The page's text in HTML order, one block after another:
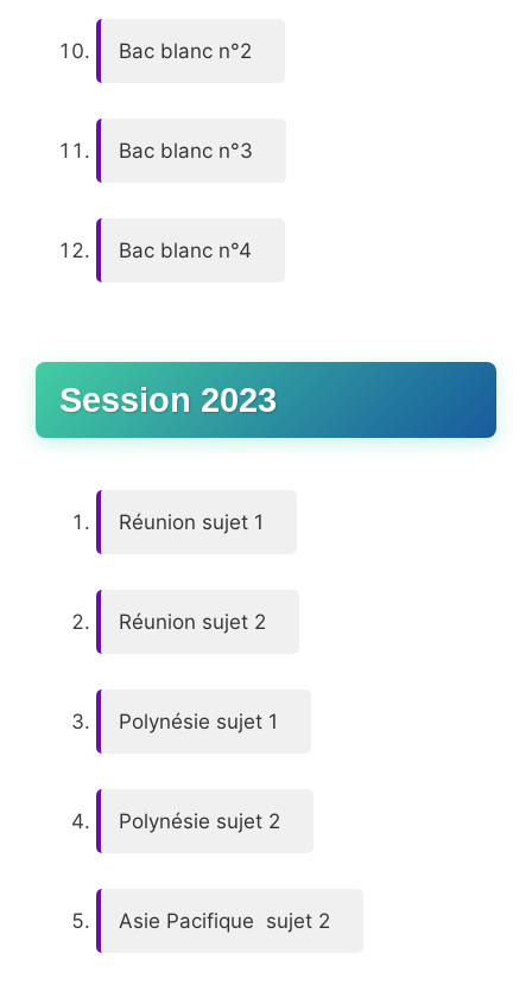
Bac blanc n°2
Bac blanc n°3
Bac blanc n°4
Session 2023
Réunion sujet 1
Réunion sujet 2
Polynésie sujet 1
Polynésie sujet 2
Asie Pacifique sujet 2